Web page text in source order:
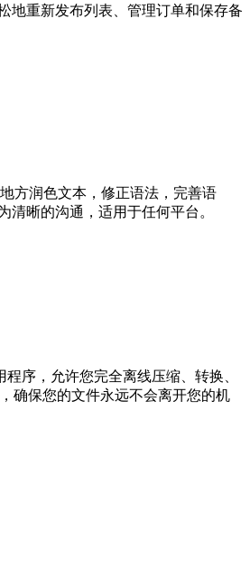
地重新发布列表、管理订单和保存备
方润色文本，修正语法，完善语
清晰的沟通，适用于任何平台。
程序，允许您完全离线压缩、转换、
确保您的文件永远不会离开您的机